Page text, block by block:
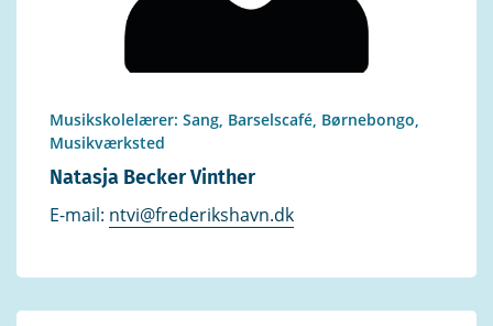
Musikskolelærer: Sang, Barselscafé, Børnebongo,
Musikværksted
Natasja Becker Vinther
E-mail: ntvi@frederikshavn.dk